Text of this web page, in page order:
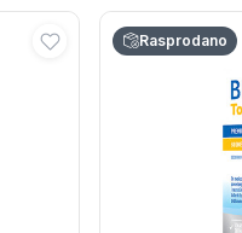
Rasprodano